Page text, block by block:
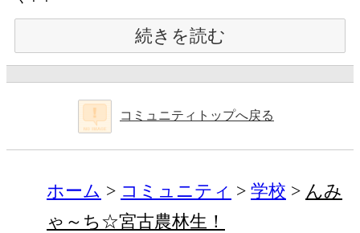
続きを読む
コミュニティトップへ戻る
ホーム コミュニティ 学校
んみ
ゃ～ち☆宮古農林生！